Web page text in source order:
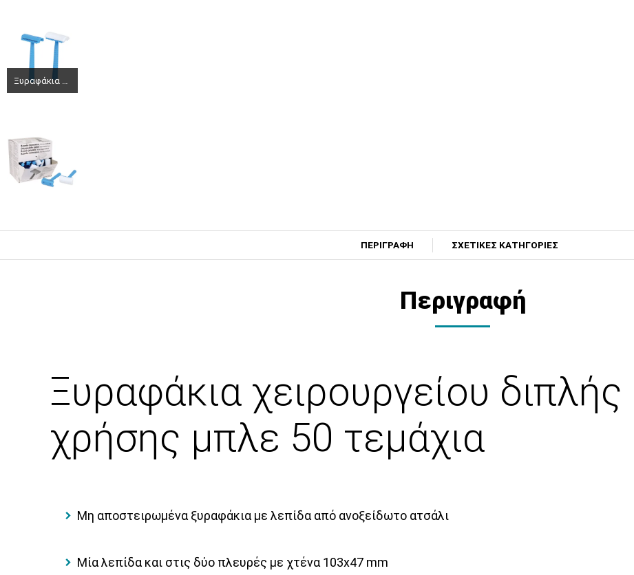
ΠΕΡΙΓΡΑΦΗ ΣΧΕΤΙΚΕΣ ΚΑΤΗΓΟΡΙΕΣ
Περιγραφή
Ξυραφάκια χειρουργείου
χρήσης μπλε 50 τεμάχια
Μη αποστειρωμένα ξυραφάκια με λεπίδα από ανοξείδωτο ατσάλι
Μία λεπίδα και στις δύο πλευρές με χτένα 103x47 mm